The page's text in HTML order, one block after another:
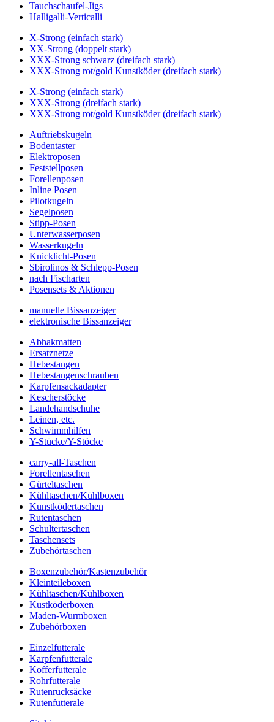
Tauchschaufel-Jigs
Halligalli-Verticalli
X-Strong (einfach stark)
XX-Strong (doppelt stark)
XXX-Strong schwarz (dreifach stark)
XXX-Strong rot/gold Kunstköder (dreifach stark)
X-Strong (einfach stark)
XXX-Strong (dreifach stark)
XXX-Strong rot/gold Kunstköder (dreifach stark)
Auftriebskugeln
Bodentaster
Elektroposen
Feststellposen
Forellenposen
Inline Posen
Pilotkugeln
Segelposen
Stipp-Posen
Unterwasserposen
Wasserkugeln
Knicklicht-Posen
Sbirolinos & Schlepp-Posen
nach Fischarten
Posensets & Aktionen
manuelle Bissanzeiger
elektronische Bissanzeiger
Abhakmatten
Ersatznetze
Hebestangen
Hebestangenschrauben
Karpfensackadapter
Kescherstöcke
Landehandschuhe
Leinen, etc.
Schwimmhilfen
Y-Stücke/Y-Stöcke
carry-all-Taschen
Forellentaschen
Gürteltaschen
Kühltaschen/Kühlboxen
Kunstködertaschen
Rutentaschen
Schultertaschen
Taschensets
Zubehörtaschen
Boxenzubehör/Kastenzubehör
Kleinteileboxen
Kühltaschen/Kühlboxen
Kustköderboxen
Maden-Wurmboxen
Zubehörboxen
Einzelfutterale
Karpfenfutterale
Kofferfutterale
Rohrfutterale
Rutenrucksäcke
Rutenfutterale